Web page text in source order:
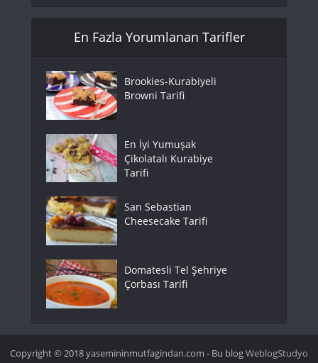
En Fazla Yorumlanan Tarifler
Brookies-Kurabiyeli
Browni Tarifi
En İyi Yumuşak
Çikolatalı Kurabiye
Tarifi
San Sebastian
Cheesecake Tarifi
Domatesli Tel Şehriye
Çorbası Tarifi
Copyright © 2018 yasemininmutfagindan.com - Bu blogWeblogStudyo